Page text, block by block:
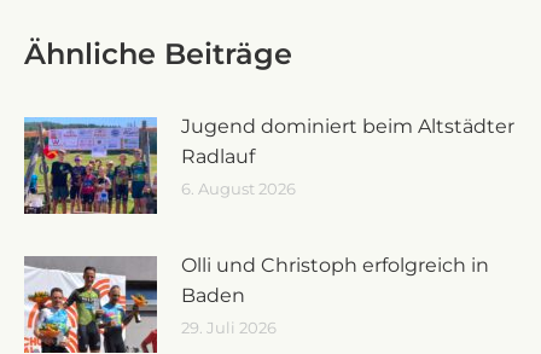
Ähnliche Beiträge
Jugend dominiert beim Altstädter
Radlauf
6. August 2026
Olli und Christoph erfolgreich in
Baden
29. Juli 2026